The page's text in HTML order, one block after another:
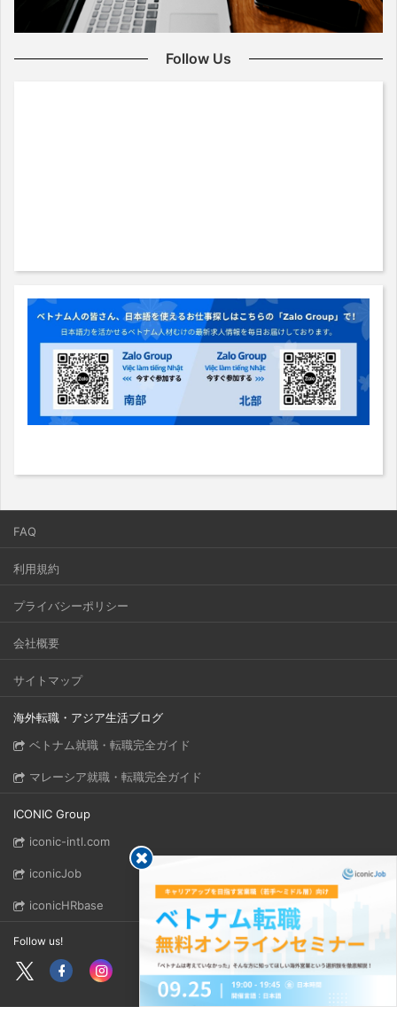
Follow Us
FAQ
利用規約
プライバシーポリシー
会社概要
サイトマップ
海外転職・アジア生活ブログ
ベトナム就職・転職完全ガイド
マレーシア就職・転職完全ガイド
ICONIC Group
iconic-intl.com
iconicJob
iconicHRbase
Follow us!